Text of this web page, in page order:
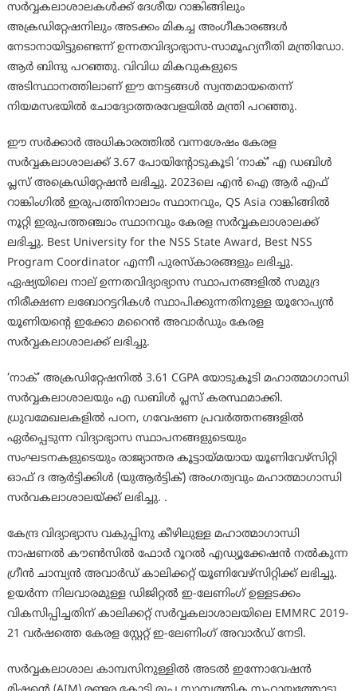
സർവ്വകലാശാലകൾക്ക് ദേശീയ റാങ്കിങ്ങിലും
അക്രഡിറ്റേഷനിലും അടക്കം മികച്ച അംഗീകാരങ്ങൾ
നേടാനായിട്ടുണ്ടെന്ന് ഉന്നതവിദ്യാഭ്യാസ-സാമൂഹ്യനീതി മന്ത്രിഡോ.
ആർ ബിന്ദു പറഞ്ഞു. വിവിധ മികവുകളുടെ
അടിസ്ഥാനത്തിലാണ് ഈ നേട്ടങ്ങൾ സ്വന്തമായതെന്ന്
നിയമസഭയിൽ ചോദ്യോത്തരവേളയിൽ മന്ത്രി പറഞ്ഞു.
ഈ സർക്കാർ അധികാരത്തിൽ വന്നശേഷം കേരള
സർവ്വകലാശാലക്ക് 3.67 പോയിന്റോടുകൂടി ‘നാക്’ എ ഡബിൾ
പ്ലസ് അക്രെഡിറ്റേഷൻ ലഭിച്ചു. 2023ലെ എൻ ഐ ആർ എഫ്
റാങ്കിംഗിൽ ഇരുപത്തിനാലാം സ്ഥാനവും, QS Asia റാങ്കിങ്ങിൽ
നൂറ്റി ഇരുപത്തഞ്ചാം സ്ഥാനവും കേരള സർവ്വകലാശാലക്ക്
ലഭിച്ചു. Best University for the NSS State Award, Best NSS
Program Coordinator എന്നീ പുരസ്‌കാരങ്ങളും ലഭിച്ചു.
ഏഷ്യയിലെ നാല് ഉന്നതവിദ്യാഭ്യാസ സ്ഥാപനങ്ങളിൽ സമുദ്ര
നിരീക്ഷണ ലബോറട്ടറികൾ സ്ഥാപിക്കുന്നതിനുള്ള യൂറോപ്യൻ
യൂണിയന്റെ ഇക്കോ മറൈൻ അവാർഡും കേരള
സർവ്വകലാശാലക്ക് ലഭിച്ചു.
‘നാക്’ അക്രഡിറ്റേഷനിൽ 3.61 CGPA യോടുകൂടി മഹാത്മാഗാന്ധി
സർവ്വകലാശാലയും എ ഡബിൾ പ്ലസ് കരസ്ഥമാക്കി.
ധ്രുവമേഖലകളിൽ പഠന, ഗവേഷണ പ്രവർത്തനങ്ങളിൽ
ഏർപ്പെടുന്ന വിദ്യാഭ്യാസ സ്ഥാപനങ്ങളുടെയും
സംഘടനകളുടെയും രാജ്യാന്തര കൂട്ടായ്മയായ യൂണിവേഴ്സിറ്റി
ഓഫ് ദ ആർട്ടിക്കിൾ (യുആർട്ടിക്) അംഗത്വവും മഹാത്മാഗാന്ധി
സർവകലാശാലയ്ക്ക് ലഭിച്ചു. .
കേന്ദ്ര വിദ്യാഭ്യാസ വകുപ്പിനു കീഴിലുള്ള മഹാത്മാഗാന്ധി
നാഷണൽ കൗൺസിൽ ഫോർ റൂറൽ എഡ്യൂക്കേഷൻ നൽകുന്ന
ഗ്രീൻ ചാമ്പ്യൻ അവാർഡ് കാലിക്കറ്റ് യൂണിവേഴ്സിറ്റിക്ക് ലഭിച്ചു.
ഉയർന്ന നിലവാരമുള്ള ഡിജിറ്റൽ ഇ-ലേണിംഗ് ഉള്ളടക്കം
വികസിപ്പിച്ചതിന് കാലിക്കറ്റ് സർവ്വകലാശാലയിലെ EMMRC 2019-
21 വർഷത്തെ കേരള സ്റ്റേറ്റ് ഇ-ലേണിംഗ് അവാർഡ് നേടി.
സർവ്വകലാശാല കാമ്പസിനുള്ളിൽ അടൽ ഇന്നോവേഷൻ